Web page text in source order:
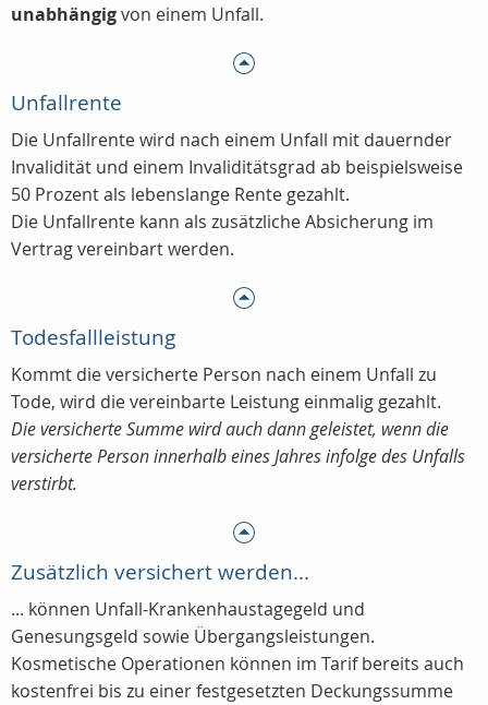
unabhängigvon einem Unfall.
Unfallrente
Die Unfallrente wird nach einem Unfall mit dauernder
Invalidität und einem Invaliditätsgrad ab beispielsweise
50 Prozent als lebenslange Rente gezahlt.
Die Unfallrente kann als zusätzliche Absicherung im
Vertrag vereinbart werden.
Todesfallleistung
Kommt die versicherte Person nach einem Unfall zu
Tode, wird die vereinbarte Leistung einmalig gezahlt.
Die versicherte Summe wird auch dann geleistet, wenn die
versicherte Person innerhalb eines Jahres infolge des Unfalls
verstirbt.
Zusätzlich versichert werden...
... können Unfall-Krankenhaustagegeld und
Genesungsgeld sowie Übergangsleistungen.
Kosmetische Operationen können im Tarif bereits auch
kostenfrei bis zu einer festgesetzten Deckungssumme